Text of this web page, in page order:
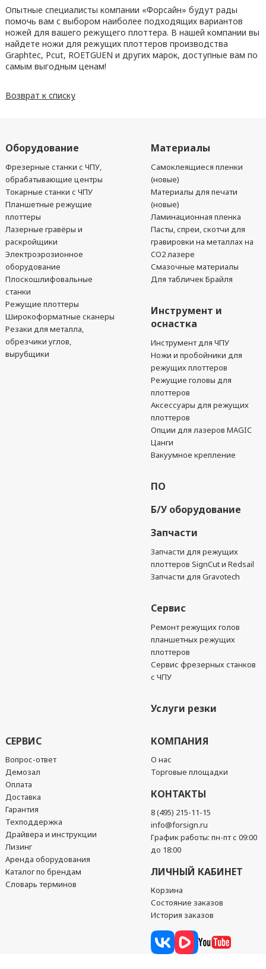
Опытные специалисты компании «Форсайн» будут рады
помочь вам с выбором наиболее подходящих вариантов
ножей для вашего режущего плоттера. В нашей компании вы
найдете ножи для режущих плоттеров производства
Graphtec, Pcut, ROETGUEN и других марок, доступные вам по
самым выгодным ценам!
Возврат к списку
Оборудование
Фрезерные станки с ЧПУ,
обрабатывающие центры
Токарные станки с ЧПУ
Планшетные режущие
плоттеры
Лазерные гравёры и
раскройщики
Электроэрозионное
оборудование
Плоскошлифовальные
станки
Режущие плоттеры
Широкоформатные сканеры
Резаки для металла,
обрезчики углов,
вырубщики
Материалы
Самоклеящиеся пленки
(новые)
Материалы для печати
(новые)
Ламинационная пленка
Пасты, спреи, скотчи для
гравировки на металлах на
CO2 лазере
Смазочные материалы
Для табличек Брайля
Инструмент и
оснастка
Инструмент для ЧПУ
Ножи и пробойники для
режущих плоттеров
Режущие головы для
плоттеров
Аксессуары для режущих
плоттеров
Опции для лазеров MAGIC
Цанги
Вакуумное крепление
ПО
Б/У оборудование
Запчасти
Запчасти для режущих
плоттеров SignCut и Redsail
Запчасти для Gravotech
Сервис
Ремонт режущих голов
планшетных режущих
плоттеров
Сервис фрезерных станков
с ЧПУ
Услуги резки
СЕРВИС
Вопрос-ответ
Демозал
Оплата
Доставка
Гарантия
Техподдержка
Драйвера и инструкции
Лизинг
Аренда оборудования
Каталог по брендам
Словарь терминов
КОМПАНИЯ
О нас
Торговые площадки
КОНТАКТЫ
8 (495) 215-11-15
info@forsign.ru
График работы: пн-пт с 09:00
до 18:00
ЛИЧНЫЙ КАБИНЕТ
Корзина
Состояние заказов
История заказов